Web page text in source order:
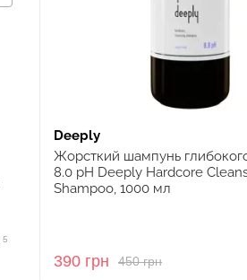
Deeply
Жорсткий шампунь
8.0 pH Deeply Hardcore
Shampoo, 1000 мл
450 грн
390 грн
5